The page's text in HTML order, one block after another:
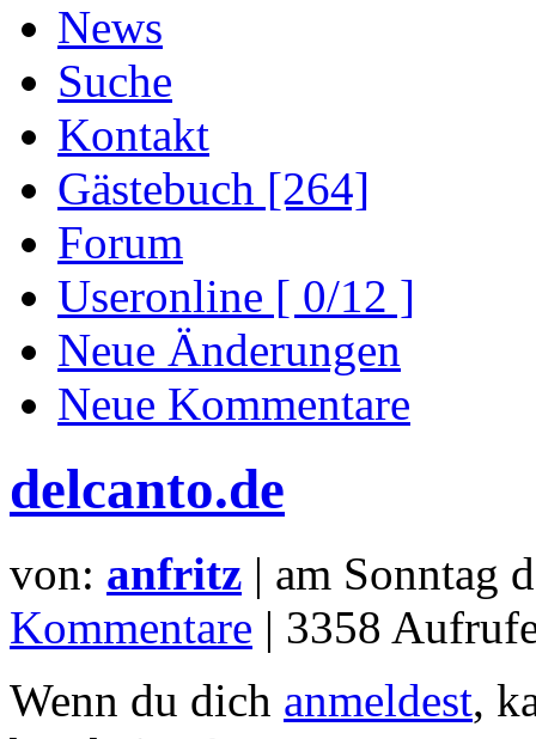
News
Suche
Kontakt
Gästebuch [264]
Forum
Useronline [ 0/12 ]
Neue Änderungen
Neue Kommentare
delcanto.de
von: anfritz | am Sonntag
Kommentare | 3358
Wenn du dich anmeldest,